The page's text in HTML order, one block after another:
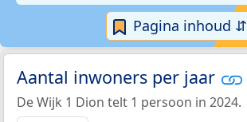
Pagina inhoud ⇵
Aantal inwoners per jaar
De Wijk 1 Dion telt 1 persoon in 2024.